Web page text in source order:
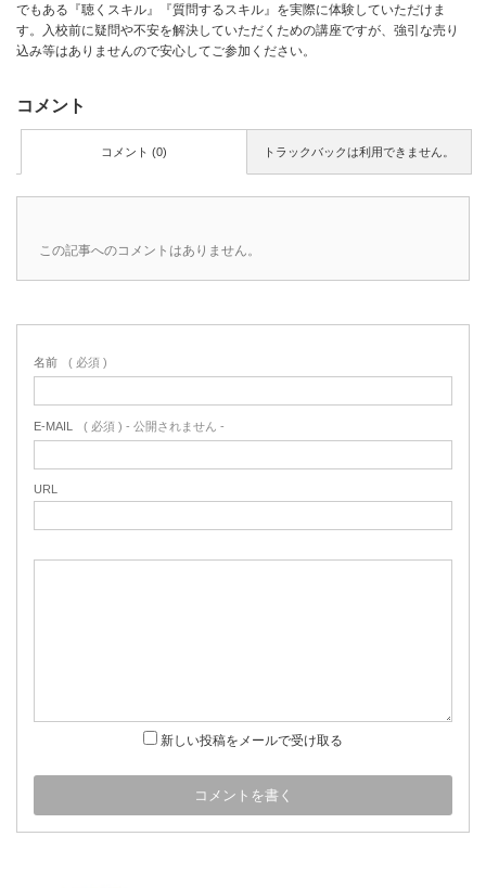
でもある『聴くスキル』『質問するスキル』を実際に体験していただけま
す。入校前に疑問や不安を解決していただくための講座ですが、強引な売り
込み等はありませんので安心してご参加ください。
コメント
トラックバックは利用できません。
コメント (0)
この記事へのコメントはありません。
名前 ( 必須 )
E-MAIL ( 必須 ) - 公開されません -
URL
新しい投稿をメールで受け取る